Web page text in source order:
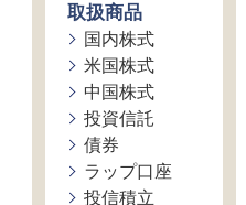
取扱商品
国内株式
米国株式
中国株式
投資信託
債券
ラップ口座
投信積立